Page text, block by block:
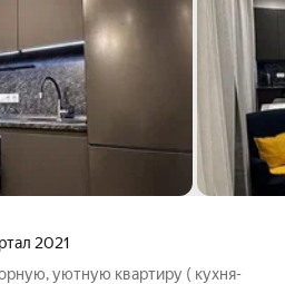
2021
уютную квартиру ( куxня-